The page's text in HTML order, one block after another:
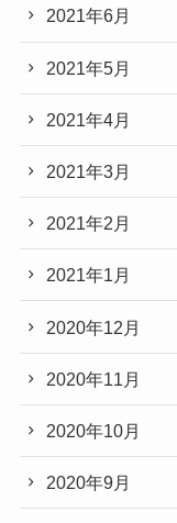
2021年6月
2021年5月
2021年4月
2021年3月
2021年2月
2021年1月
2020年12月
2020年11月
2020年10月
2020年9月